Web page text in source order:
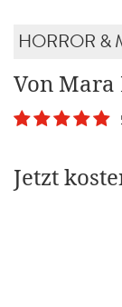
HORROR &
Von Mara
Jetzt